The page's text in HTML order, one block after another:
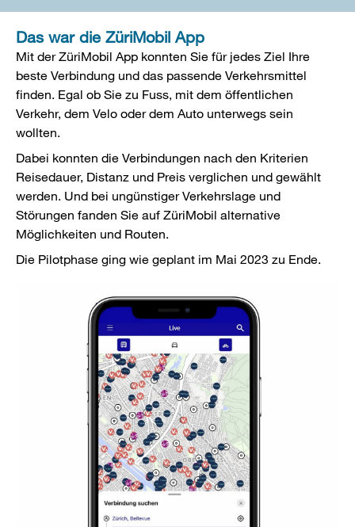
Das war die ZüriMobil App
Mit der ZüriMobil App konnten Sie für jedes Ziel Ihre
beste Verbindung und das passende Verkehrsmittel
finden. Egal ob Sie zu Fuss, mit dem öffentlichen
Verkehr, dem Velo oder dem Auto unterwegs sein
wollten.
Dabei konnten die Verbindungen nach den Kriterien
Reisedauer, Distanz und Preis verglichen und gewählt
werden. Und bei ungünstiger Verkehrslage und
Störungen fanden Sie auf ZüriMobil alternative
Möglichkeiten und Routen.
Die Pilotphase ging wie geplant im Mai 2023 zu Ende.